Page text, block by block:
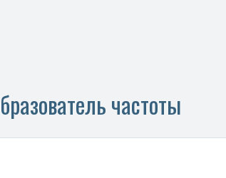
частоты